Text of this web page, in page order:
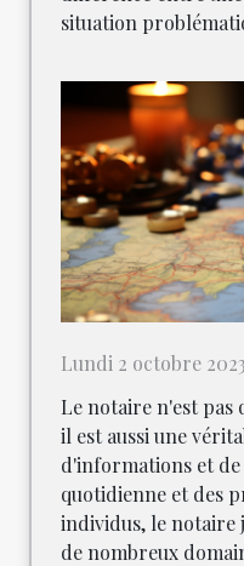
situation
Lundi 2 octobre
Le notaire n'est
il est aussi une
d'informations et
quotidienne et des
individus, le notaire
de nombreux